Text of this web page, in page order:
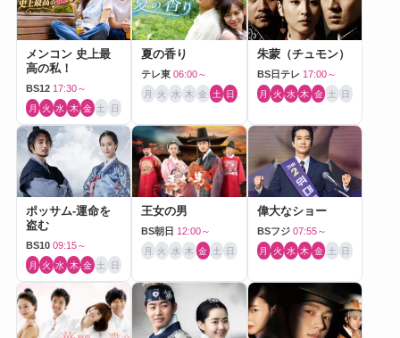
メンコン 史上最
高の私！
BS12 17:30～
月 火 水 木 金 土 日
夏の香り
テレ東 06:00～
月 火 水 木 金 土 日
朱蒙（チュモン）
BS日テレ 17:00～
月 火 水 木 金 土 日
ポッサム-運命を
盗む
BS10 09:15～
月 火 水 木 金 土 日
王女の男
BS朝日 12:00～
月 火 水 木 金 土 日
偉大なショー
BSフジ 07:55～
月 火 水 木 金 土 日